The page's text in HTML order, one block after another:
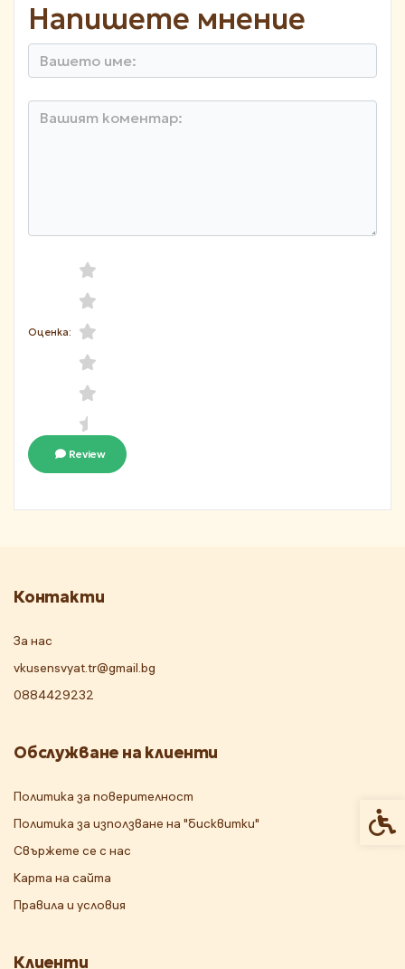
Напишете мнение
Оценка:
Review
Контакти
За нас
vkusensvyat.tr@gmail.bg
0884429232
Обслужване на клиенти
Политика за поверителност
Политика за използване на "бисквитки"
Свържете се с нас
Карта на сайта
Правила и условия
Клиенти